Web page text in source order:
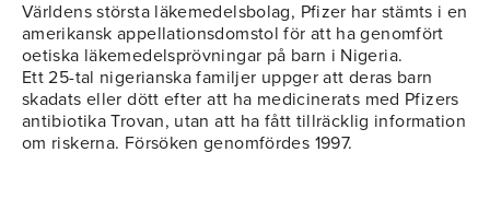
Världens största läkemedelsbolag, Pfizer har stämts i en
amerikansk appellationsdomstol för att ha genomfört
oetiska läkemedelsprövningar på barn i Nigeria.
Ett 25-tal nigerianska familjer uppger att deras barn
skadats eller dött efter att ha medicinerats med Pfizers
antibiotika Trovan, utan att ha fått tillräcklig information
om riskerna. Försöken genomfördes 1997.